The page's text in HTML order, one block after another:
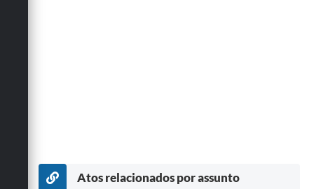
Atos relacionados por assunto